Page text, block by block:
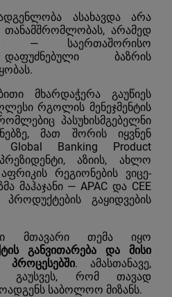
ასახავდა არა
არამედ
— საერთაშორისო
ბაზრის
მხარდაჭერა გაუწიეს
რგოლის მენეჯმენტის
პასუხისმგებელნი
მათ შორის იყვნენ
Banking Product
პრეზიდენტი, აზიის, ახლო
რეგიონების ვიცე-
მაჰაჯანი — APAC და CEE
გაყიდვების
მთავარი თემა იყო
განვითარება და მისი
პროცესებში. ამასთანავე,
გაუსვეს, რომ თავად
საბოლოო მიზანს.